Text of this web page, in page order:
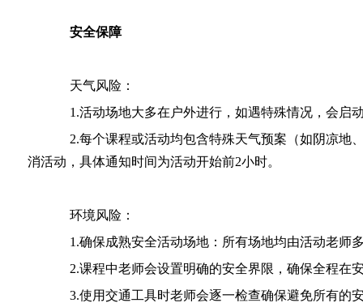
安全保障
天气风险：
1.活动场地大多在户外进行，如遇特殊情况，会启
2.每个课程或活动均包含特殊天气预案（如阴凉地
消活动，具体通知时间为活动开始前2小时。
环境风险：
1.确保成熟安全活动场地：所有场地均由活动老师
2.课程中老师会设置明确的安全界限，确保全程在
3.使用交通工具时老师会逐一检查确保避免所有的